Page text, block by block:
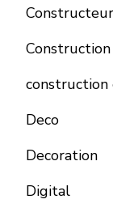
Construction
Deco
Decoration
Digital